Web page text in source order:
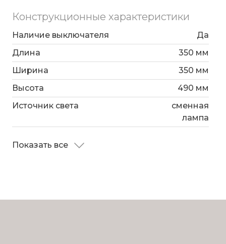
Конструкционные характеристики
Наличие выключателя
Да
Длина
350 мм
Ширина
350 мм
Высота
490 мм
Источник света
сменная
лампа
Показать все